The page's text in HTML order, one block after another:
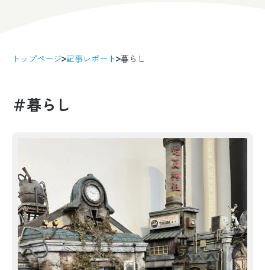
トップページ 記事レポート 暮らし
＃暮らし